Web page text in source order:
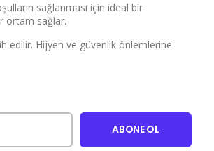
sağlanması için ideal bir
ortam sağlar.
edilir. Hijyen ve güvenlik önlemlerine